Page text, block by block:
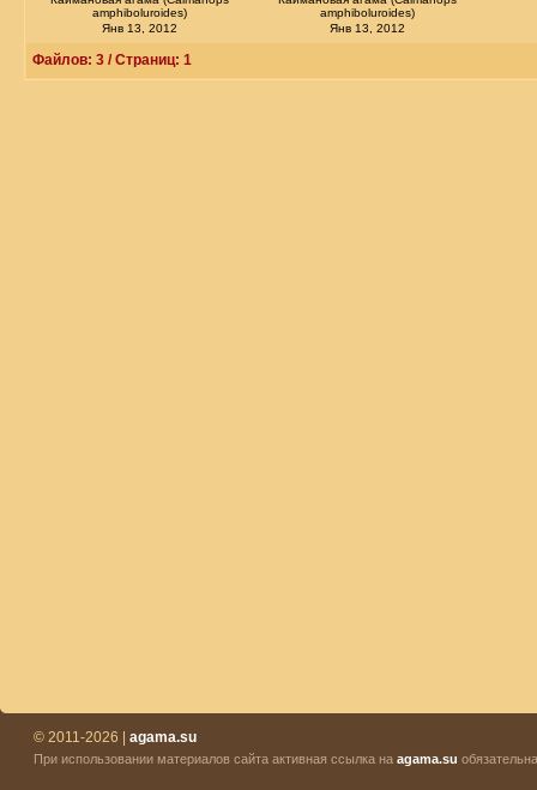
amphiboluroides)
Янв 13, 2012
amphiboluroides)
Янв 13, 2012
Файлов: 3 / Страниц: 1
© 2011-2026 | agama.su
При использовании материалов сайта активная ссылка на agama.su